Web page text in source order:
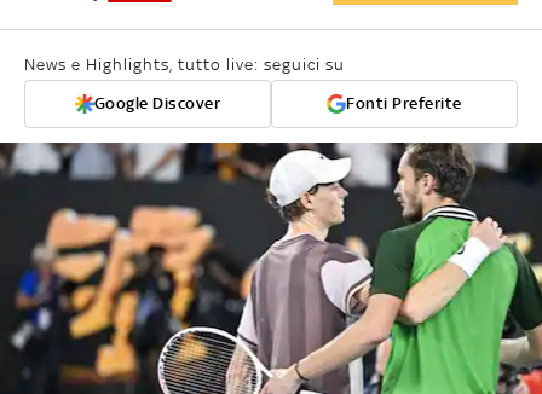
News e Highlights, tutto live: seguici su
Google Discover Fonti Preferite